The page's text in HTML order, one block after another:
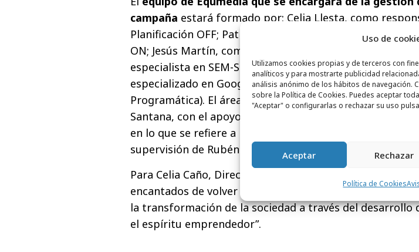
Uso de
Utilizamos cookies propias y de terceros con
analíticos y para mostrarte publicidad
análisis anónimo de los hábitos de navegación.
sobre la Política de Cookies. Puedes aceptar
"Aceptar" o configurarlas o rechazar su uso
Aceptar Rechazar
Política de Cookies
campaña estará formado por: Celia Llesta, como
Planificación OFF; Patricia Rico-Avello, encargada de la
ON; Jesús Martín, como experto en Redes Sociales, y
especialista en SEM-SEO (que, a su vez dirigirá al
especializado en Google Tag Manager, Google Analitycs,
Programática). El área de Creatividad estará liderada
Santana, con el apoyo de Claudia Leis en el área de
en lo que se refiere a la parte administrativa, contará con
supervisión de Rubén Gómez.
Para Celia Caño, Directora general de Equmedia: “Estamos
encantados de volver a trabajar con la Fundación EOI en
la transformación de la sociedad a través del desarrollo
el espíritu emprendedor”.